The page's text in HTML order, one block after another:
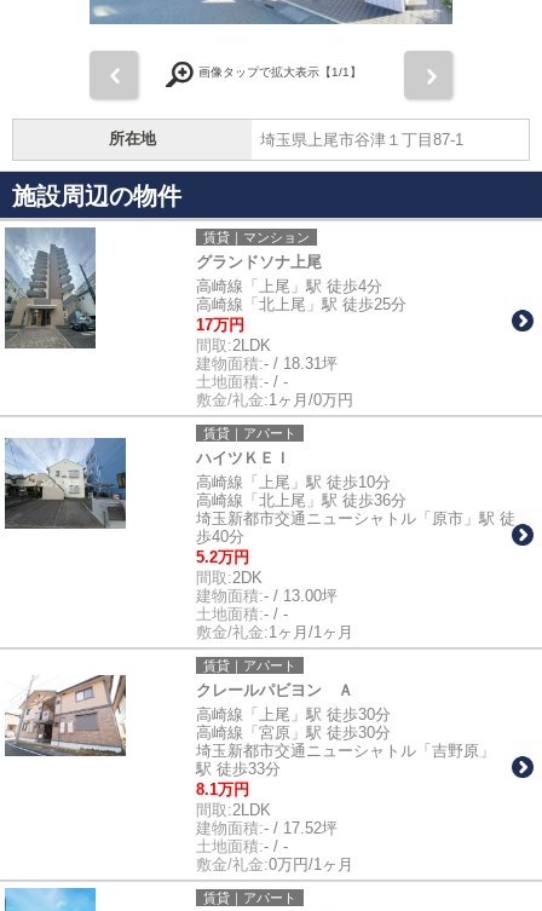
画像タップで拡大表示【1/1】
所在地 埼玉県上尾市谷津１丁目87-1
施設周辺の物件
賃貸｜マンション
グランドソナ上尾
高崎線「上尾」駅 徒歩4分
高崎線「北上尾」駅 徒歩25分
17万円
間取:2LDK
建物面積:- / 18.31坪
土地面積:- / -
敷金/礼金:1ヶ月/0万円
賃貸｜アパート
ハイツＫＥＩ
高崎線「上尾」駅 徒歩10分
高崎線「北上尾」駅 徒歩36分
埼玉新都市交通ニューシャトル「原市」駅 徒
歩40分
5.2万円
間取:2DK
建物面積:- / 13.00坪
土地面積:- / -
敷金/礼金:1ヶ月/1ヶ月
賃貸｜アパート
クレールパビヨン Ａ
高崎線「上尾」駅 徒歩30分
高崎線「宮原」駅 徒歩30分
埼玉新都市交通ニューシャトル「吉野原」
駅 徒歩33分
8.1万円
間取:2LDK
建物面積:- / 17.52坪
土地面積:- / -
敷金/礼金:0万円/1ヶ月
賃貸｜アパート